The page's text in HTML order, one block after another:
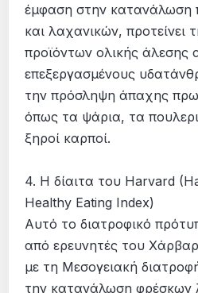
έμφαση στην κατανάλωση
και λαχανικών, προτείνει
προϊόντων ολικής άλεσης
επεξεργασμένους
την πρόσληψη άπαχης
όπως τα ψάρια, τα
ξηροί καρποί.
4. Η δίαιτα του Harvard
Healthy Eating Index)
Αυτό το διατροφικό
από ερευνητές του
με τη Μεσογειακή
την κατανάλωση φρέσκων